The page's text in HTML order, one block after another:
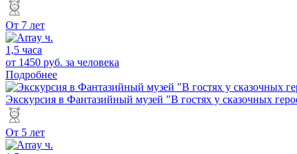
От 7 лет
1,5 часа
от 1450 руб. за человека
Подробнее
Экскурсия в Фантазийный музей "В гостях у сказочных
От 5 лет